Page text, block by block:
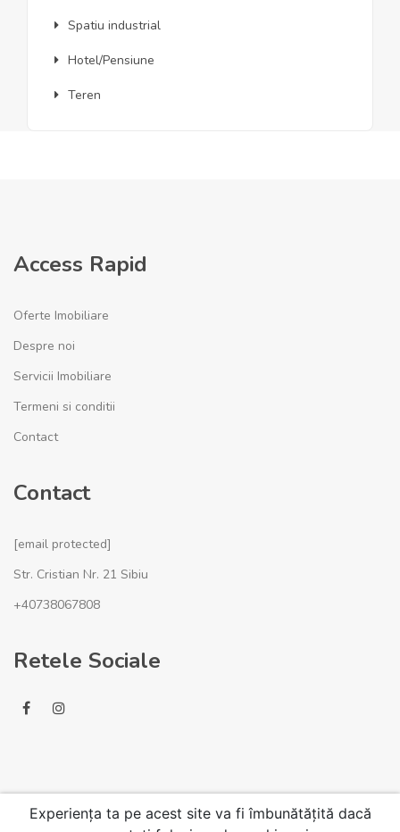
Spatiu industrial
Hotel/Pensiune
Teren
Experiența ta pe acest site va fi îmbunătățită dacă
Access Rapid
Oferte Imobiliare
Despre noi
Servicii Imobiliare
Termeni si conditii
Contact
Contact
[email protected]
Str. Cristian Nr. 21 Sibiu
+40738067808
Retele Sociale